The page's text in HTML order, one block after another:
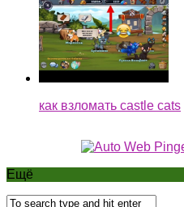
как взломать castle cats
Ещё